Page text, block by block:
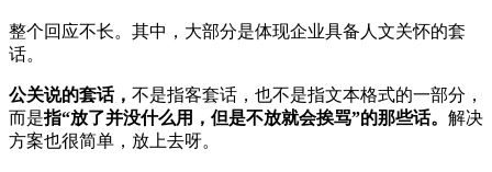
整个回应不长。其中，大部分是体现企业具备人文关怀的套
话。
公关说的套话， 不是指客套话，也不是指文本格式的一部分，
而是指“放了并没什么用，但是不放就会挨骂”的那些话。 解决
方案也很简单，放上去呀。